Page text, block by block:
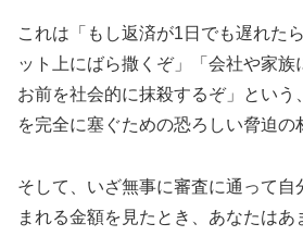
これは「もし返済が1日でも遅れた
ット上にばら撒くぞ」「会社や家族
お前を社会的に抹殺するぞ」という
を完全に塞ぐための恐ろしい脅迫の
そして、いざ無事に審査に通って自
まれる金額を見たとき、あなたはあ